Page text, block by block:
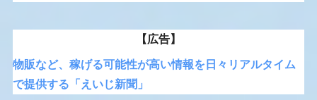
【広告】
物販など、稼げる可能性が高い情報を日々リアルタイム
で提供する「えいじ新聞」